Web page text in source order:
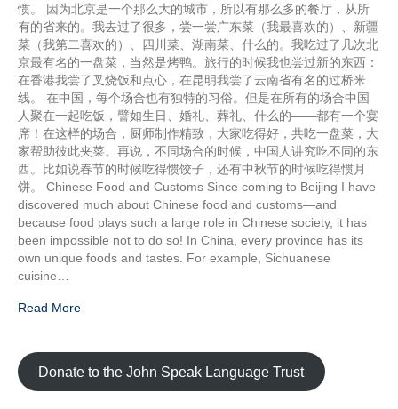
惯。 因为北京是一个那么大的城市，所以有那么多的餐厅，从所
有的省来的。我去过了很多，尝一尝广东菜（我最喜欢的）、新疆
菜（我第二喜欢的）、四川菜、湖南菜、什么的。我吃过了几次北
京最有名的一盘菜，当然是烤鸭。旅行的时候我也尝过新的东西：
在香港我尝了叉烧饭和点心，在昆明我尝了云南省有名的过桥米
线。 在中国，每个场合也有独特的习俗。但是在所有的场合中国
人聚在一起吃饭，譬如生日、婚礼、葬礼、什么的——都有一个宴
席！在这样的场合，厨师制作精致，大家吃得好，共吃一盘菜，大
家帮助彼此夹菜。再说，不同场合的时候，中国人讲究吃不同的东
西。比如说春节的时候吃得惯饺子，还有中秋节的时候吃得惯月
饼。 Chinese Food and Customs Since coming to Beijing I have
discovered much about Chinese food and customs—and
because food plays such a large role in Chinese society, it has
been impossible not to do so! In China, every province has its
own unique foods and tastes. For example, Sichuanese
cuisine…
Read More
Donate to the John Speak Language Trust